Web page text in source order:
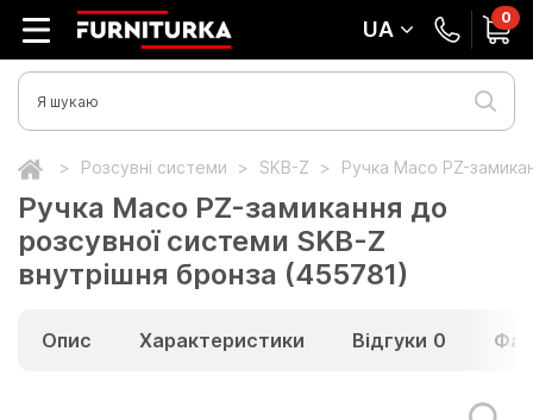
UA 0
Розсувні системи SKB-Z Ручка Масо PZ-
Ручка Масо PZ-замикання до
розсувної системи SKB-Z
внутрішня бронза (455781)
Опис Характеристики Відгуки 0